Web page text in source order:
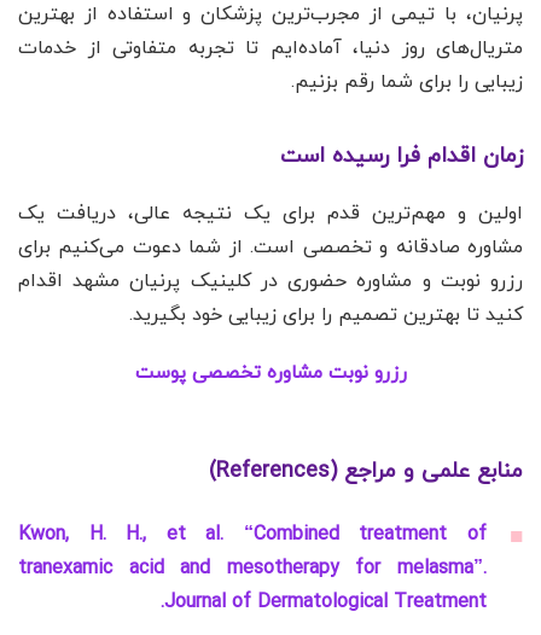
پرنیان، با تیمی از مجرب‌ترین پزشکان و استفاده از بهترین
متریال‌های روز دنیا، آماده‌ایم تا تجربه متفاوتی از خدمات
زیبایی را برای شما رقم بزنیم.
زمان اقدام فرا رسیده است
اولین و مهم‌ترین قدم برای یک نتیجه عالی، دریافت یک
مشاوره صادقانه و تخصصی است. از شما دعوت می‌کنیم برای
رزرو نوبت و مشاوره حضوری در کلینیک پرنیان مشهد اقدام
کنید تا بهترین تصمیم را برای زیبایی خود بگیرید.
رزرو نوبت مشاوره تخصصی پوست
منابع علمی و مراجع (References)
Kwon, H. H., et al. “Combined treatment of
tranexamic acid and mesotherapy for melasma”.
Journal of Dermatological Treatment.